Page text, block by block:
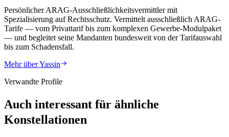
Persönlicher ARAG-Ausschließlichkeitsvermittler mit
Spezialisierung auf Rechtsschutz. Vermittelt ausschließlich ARAG-
Tarife — vom Privattarif bis zum komplexen Gewerbe-Modulpaket
— und begleitet seine Mandanten bundesweit von der Tarifauswahl
bis zum Schadensfall.
Mehr überYassin
Verwandte Profile
Auch interessant für ähnliche
Konstellationen